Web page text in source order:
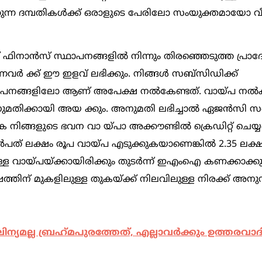
ദമ്പതികള്‍ക്ക്‌ ഒരാളുടെ പേരിലോ സംയുക്തമായോ
സ്ഥാപനങ്ങളില്‍ നിന്നും തിരഞ്ഞെടുത്ത
ക്ക്‌ ഈ ഇളവ്‌ ലഭിക്കും. നിങ്ങള്‍ സബ്‌സിഡിക്ക്‌
ആണ്‌ അപേക്ഷ നല്‍കേണ്ടത്‌. വായ്‌പ
അയ ക്കും. അനുമതി ലഭിച്ചാല്‍ ഏജന്‍സി
ഭവന വാ യ്‌പാ അക്കൗണ്ടില്‍ ക്രെഡിറ്റ്‌
ലക്ഷം രൂപ വായ്‌പ എടുക്കുകയാണെങ്കില്‍ 2.35
വായ്‌പയ്‌ക്കായിരിക്കും തുടര്‍ന്ന്‌ ഇഎംഐ
മുകളിലുള്ള തുകയ്‌ക്ക്‌ നിലവിലുള്ള നിരക്ക്‌
ബ്രഹ്‌മപുരത്തേത്, എല്ലാവര്‍ക്കും